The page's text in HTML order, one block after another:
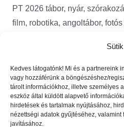
Sütik
Kedves látogatónk! Mi és a partnereink
vagy hozzáférünk a böngészéshez/
tárolt információkhoz, illetve személyes
eszköz által küldött alapvető
hirdetések és tartalmak nyújtásához,
nézettségi adatok gyűjtéséhez,
javításához.
PT 2026 tábor, nyár,
film, robotika, angoltábor, fotós
játéktábor, programozás,
tőzsde, gazdaság, 3D,
Vélemény,